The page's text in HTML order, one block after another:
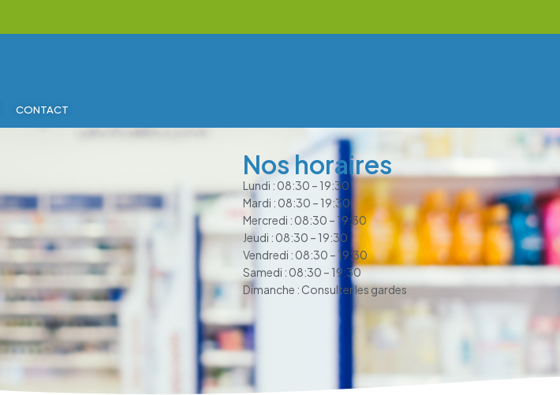
CONTACT
Nos horaires
Lundi : 08:30 – 19:30
Mardi : 08:30 – 19:30
Mercredi : 08:30 – 19:30
Jeudi : 08:30 – 19:30
Vendredi : 08:30 – 19:30
Samedi : 08:30 – 19:30
Dimanche : Consulter les gardes